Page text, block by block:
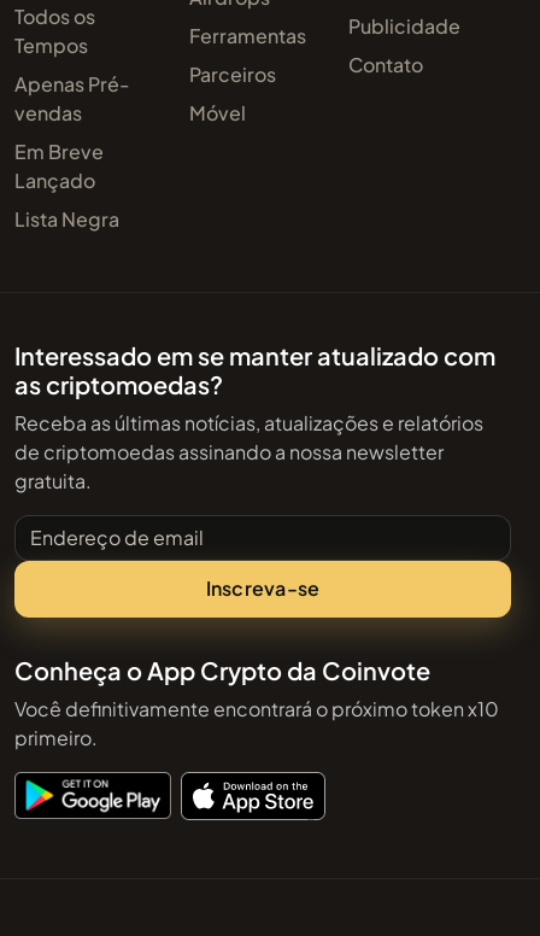
Todos os
Tempos
Apenas Pré-
vendas
Em Breve
Lançado
Lista Negra
Ferramentas
Parceiros
Móvel
Publicidade
Contato
Interessado em se manter atualizado com
as criptomoedas?
Receba as últimas notícias, atualizações e relatórios
de criptomoedas assinando a nossa newsletter
gratuita.
Endereço de email
Inscreva-se
Conheça o App Crypto da Coinvote
Você definitivamente encontrará o próximo token x10
primeiro.